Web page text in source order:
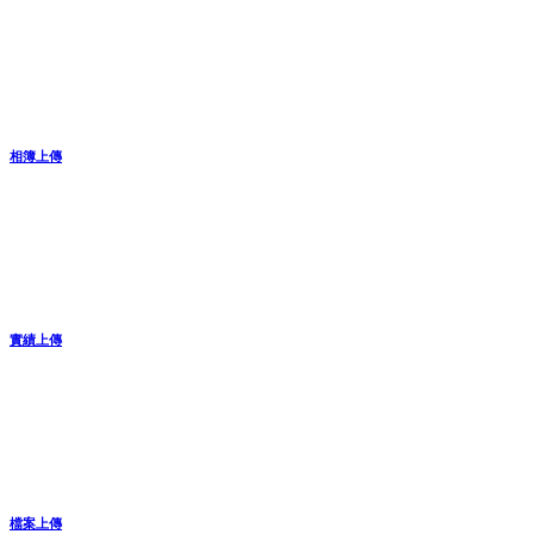
相簿上傳
實績上傳
檔案上傳